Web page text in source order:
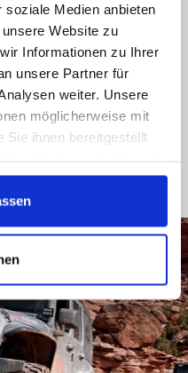
soziale Medien anbieten
Website zu
Informationen zu Ihrer
unsere Partner für
weiter. Unsere
möglicherweise mit
Sie ihnen bereitgestellt